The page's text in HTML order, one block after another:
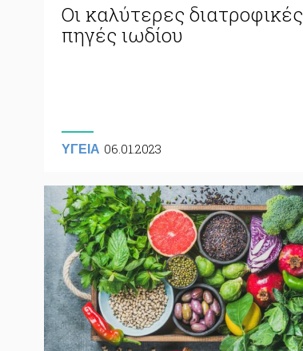
Οι καλύτερες διατροφικές
πηγές ιωδίου
ΥΓΕΙΑ 06.01.2023